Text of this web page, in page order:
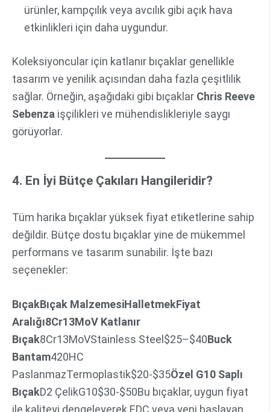
ürünler, kampçılık veya avcılık gibi açık hava
etkinlikleri için daha uygundur.
Koleksiyoncular için katlanır bıçaklar genellikle
tasarım ve yenilik açısından daha fazla çeşitlilik
sağlar. Örneğin, aşağıdaki gibi bıçaklar Chris Reeve
Sebenza işçilikleri ve mühendislikleriyle saygı
görüyorlar.
4. En İyi Bütçe Çakıları Hangileridir?
Tüm harika bıçaklar yüksek fiyat etiketlerine sahip
değildir. Bütçe dostu bıçaklar yine de mükemmel
performans ve tasarım sunabilir. İşte bazı
seçenekler:
BıçakBıçak MalzemesiHalletmekFiyat
Aralığı8Cr13MoV Katlanır
Bıçak8Cr13MoVStainless Steel$25–$40Buck
Bantam420HC
PaslanmazTermoplastik$20-$35Özel G10 Saplı
BıçakD2 ÇelikG10$30-$50Bu bıçaklar, uygun fiyat